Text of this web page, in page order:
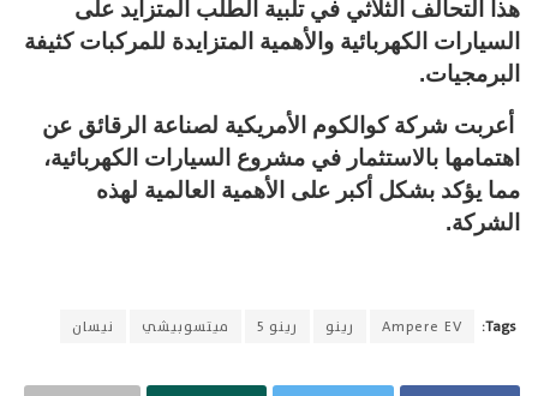
هذا التحالف الثلاثي في ​​تلبية الطلب المتزايد على
السيارات الكهربائية والأهمية المتزايدة للمركبات كثيفة
البرمجيات.
أعربت شركة كوالكوم الأمريكية لصناعة الرقائق عن
اهتمامها بالاستثمار في مشروع السيارات الكهربائية،
مما يؤكد بشكل أكبر على الأهمية العالمية لهذه
الشركة.
Tags:
Ampere EV رينو رينو 5 ميتسوبيشي نيسان